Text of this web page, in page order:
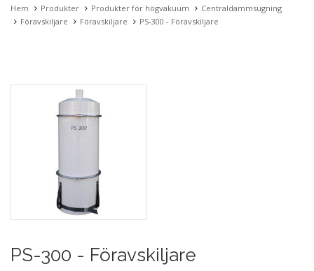
Hem Produkter Produkter för högvakuum
Centraldammsugning
Föravskiljare
Föravskiljare PS-300 - Föravskiljare
PS-300 - Föravskiljare